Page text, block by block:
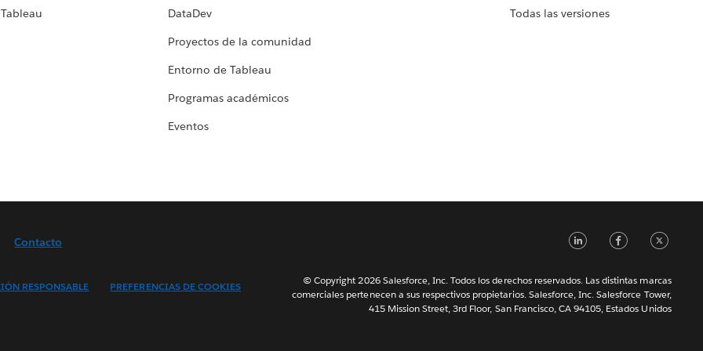
DataDev
Proyectos de la comunidad
Entorno de Tableau
Programas académicos
Eventos
Todas las versiones
Contacto
RESPONSABLE
PREFERENCIAS DE COOKIES
LinkedIn
© Copyright 2026 Salesforce, Inc. Todos los derechos reservados. Las distintas marcas
comerciales pertenecen a sus respectivos propietarios. Salesforce, Inc. Salesforce Tower,
415 Mission Street, 3rd Floor, San Francisco, CA 94105, Estados Unidos